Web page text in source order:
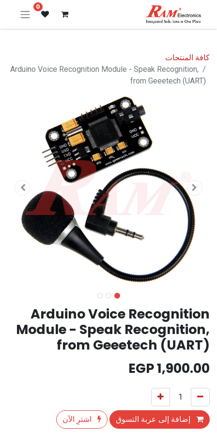
0
كافة المنتجات
Arduino Voice Recognition Module - Speak Recognition,
from Geeetech (UART)
Arduino Voice Recognition
Module - Speak Recognition,
from Geeetech (UART)
1,900.00
إضافة إلى عربة التسوق اشترِ الآن